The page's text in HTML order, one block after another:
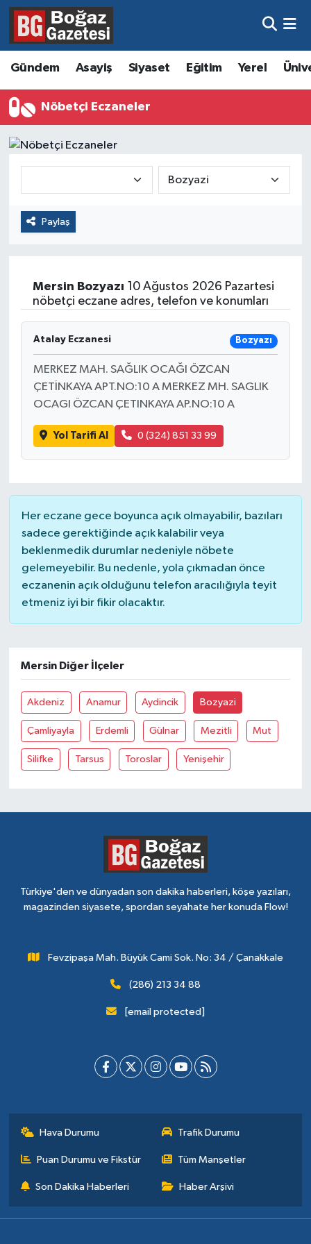
Gündem Asayiş Siyaset Eğitim Yerel
Nöbetçi Eczaneler
Paylaş
Mersin Bozyazı 10 Ağustos 2026 Pazartesi
nöbetçi eczane adres, telefon ve konumları
Atalay Eczanesi Bozyazı
MERKEZ MAH. SAĞLIK OCAĞI ÖZCAN
ÇETİNKAYA APT.NO:10 A MERKEZ MH. SAGLIK
OCAGI ÖZCAN ÇETINKAYA AP.NO:10 A
Yol Tarifi Al 0 (324) 851 33 99
Her eczane gece boyunca açık olmayabilir, bazıları
sadece gerektiğinde açık kalabilir veya
beklenmedik durumlar nedeniyle nöbete
gelemeyebilir. Bu nedenle, yola çıkmadan önce
eczanenin açık olduğunu telefon aracılığıyla teyit
etmeniz iyi bir fikir olacaktır.
Mersin Diğer İlçeler
Akdeniz Anamur Aydincik Bozyazi
Çamliyayla Erdemli Gülnar Mezitli Mut
Silifke Tarsus Toroslar Yenişehir
Türkiye'den ve dünyadan son dakika haberleri, köşe yazıları,
magazinden siyasete, spordan seyahate her konuda Flow!
Fevzipaşa Mah. Büyük Cami Sok. No: 34 / Çanakkale
(286) 213 34 88
[email protected]
Hava Durumu Trafik Durumu
Puan Durumu ve Fikstür Tüm Manşetler
Son Dakika Haberleri Haber Arşivi
Asayiş
Eğitim
Ekonomi
Kültür ve Sanat
Magazin
Sağlık
Hava Durumu
Trafik Durumu
Süper Lig Puan Durumu ve Fikstür
Son Dakika Haberleri
Haber Arşivi